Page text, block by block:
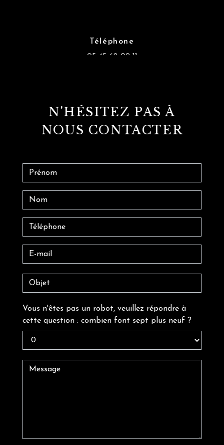
Téléphone
05 45 62 09 11
N'HÉSITEZ PAS À
NOUS CONTACTER
Vous n'êtes pas un robot, veuillez répondre à
cette question : combien font sept plus neuf ?